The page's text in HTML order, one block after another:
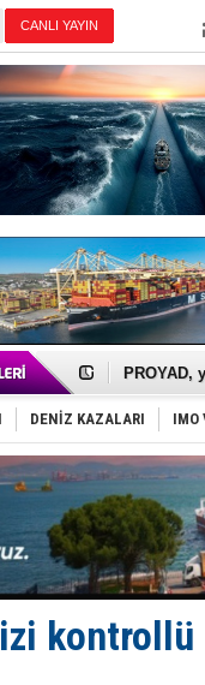
CANLI YAYIN
İTU AUV,
PROYAD,
Türkiye-
Türk
Deniz
DÖDER,
Fairline,
Baltık
Runit
Limana
Türk
Hüseyin
Med
DENİZ KAZALARI IMO